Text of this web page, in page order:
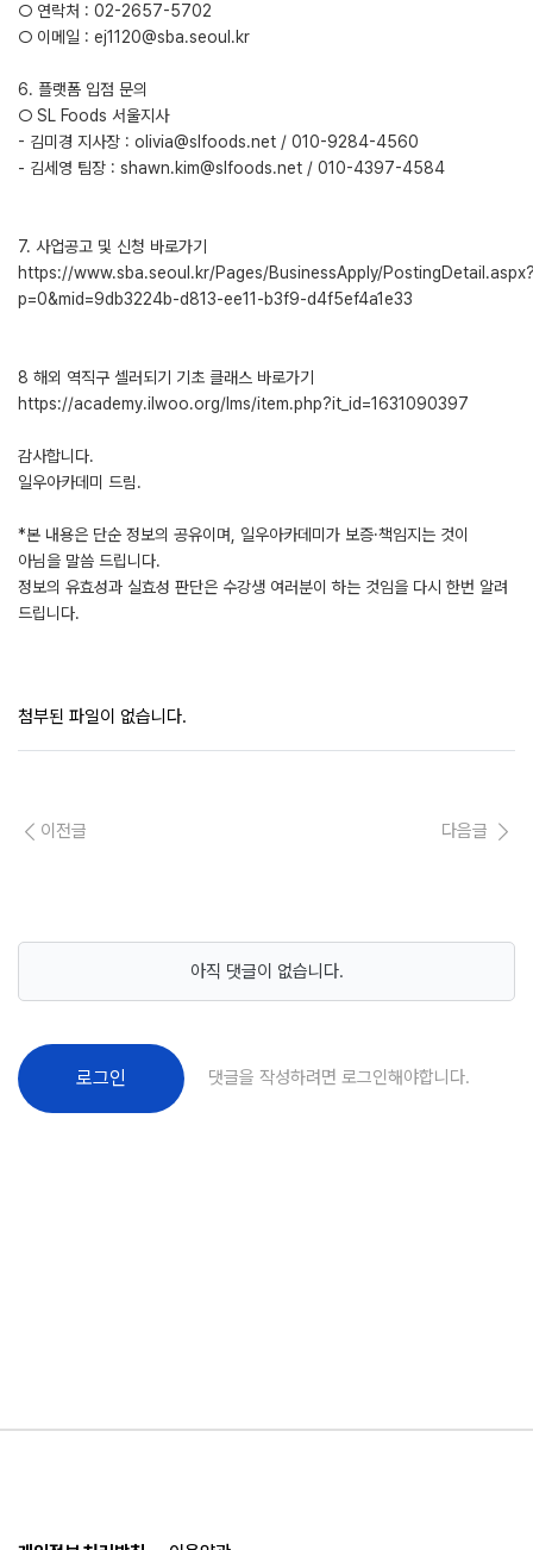
○ 연락처 : 02-2657-5702
○ 이메일 : ej1120@sba.seoul.kr
6. 플랫폼 입점 문의
○ SL Foods 서울지사
- 김미경 지사장 : olivia@slfoods.net / 010-9284-4560
- 김세영 팀장 : shawn.kim@slfoods.net / 010-4397-4584
7. 사업공고 및 신청 바로가기
https://www.sba.seoul.kr/Pages/BusinessApply/
p=0&mid=9db3224b-d813-ee11-b3f9-d4f5ef4a1e33
8 해외 역직구 셀러되기 기초 클래스 바로가기
https://academy.ilwoo.org/lms/item.php?it_id=1631090397
감사합니다.
일우아카데미 드림.
*본 내용은 단순 정보의 공유이며, 일우아카데미가 보증·책임지는 것이
아님을 말씀 드립니다.
정보의 유효성과 실효성 판단은 수강생 여러분이 하는 것임을 다시 한번 알려
드립니다.
첨부된 파일이 없습니다.
이전글 다음글
아직 댓글이 없습니다.
로그인 댓글을 작성하려면 로그인해야합니다.